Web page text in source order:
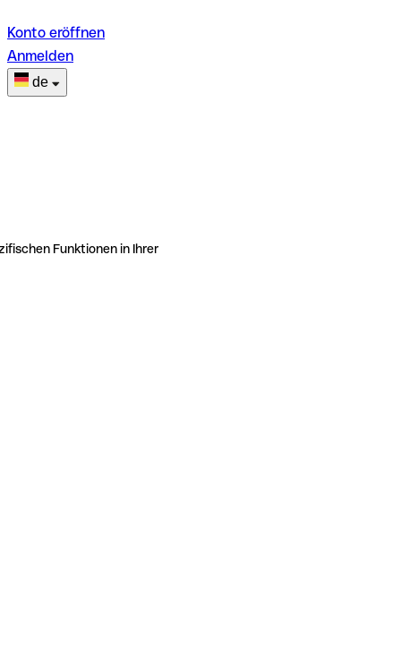
Konto eröffnen
Anmelden
de
Funktionen in Ihrer